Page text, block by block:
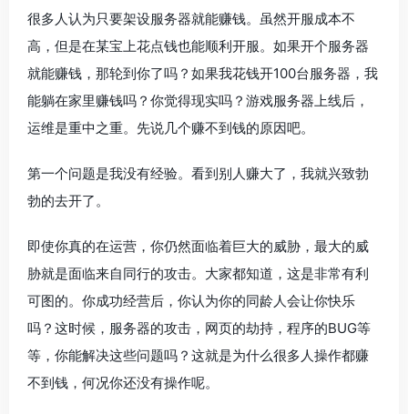
很多人认为只要架设服务器就能赚钱。虽然开服成本不
高，但是在某宝上花点钱也能顺利开服。如果开个服务器
就能赚钱，那轮到你了吗？如果我花钱开100台服务器，我
能躺在家里赚钱吗？你觉得现实吗？游戏服务器上线后，
运维是重中之重。先说几个赚不到钱的原因吧。
第一个问题是我没有经验。看到别人赚大了，我就兴致勃
勃的去开了。
即使你真的在运营，你仍然面临着巨大的威胁，最大的威
胁就是面临来自同行的攻击。大家都知道，这是非常有利
可图的。你成功经营后，你认为你的同龄人会让你快乐
吗？这时候，服务器的攻击，网页的劫持，程序的BUG等
等，你能解决这些问题吗？这就是为什么很多人操作都赚
不到钱，何况你还没有操作呢。